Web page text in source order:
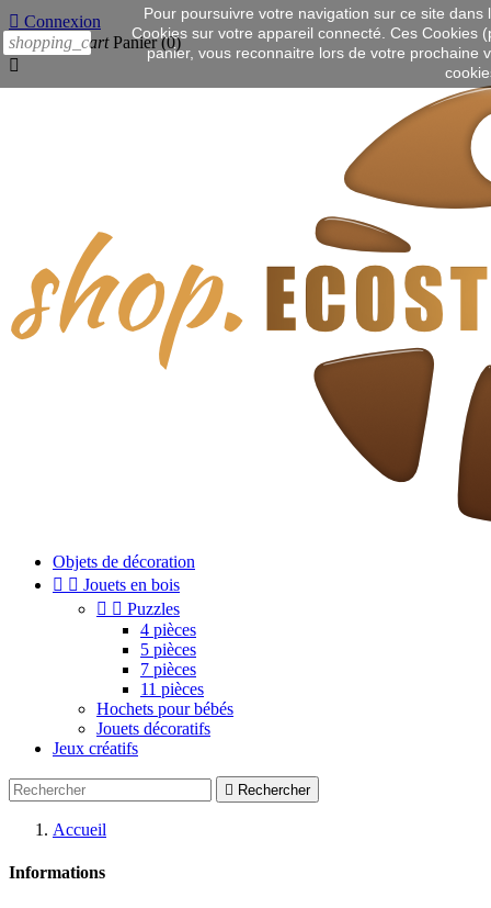
 Connexion
shopping_cart Panier (0)

Objets de décoration
  Jouets en bois
  Puzzles
4 pièces
5 pièces
7 pièces
11 pièces
Hochets pour bébés
Jouets décoratifs
Jeux créatifs
 Rechercher
Accueil
Informations
J'accepte
Pour poursuivre votre navigation sur ce site
Cookies sur votre appareil connecté. Ces Cookies
panier, vous reconnaitre lors de votre prochaine